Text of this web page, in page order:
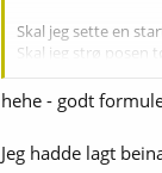
Skal jeg sette en
Skal jeg strø posen
Så - en starter av
hehe - godt
Jeg hadde lagt